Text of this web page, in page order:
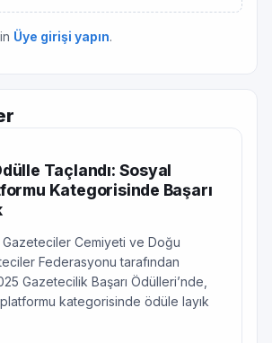
Üye girişi yapın.
Taçlandı: Sosyal
Kategorisinde Başarı
Cemiyeti ve Doğu
Federasyonu tarafından
Gazetecilik Başarı Ödülleri’nde,
kategorisinde ödüle layık